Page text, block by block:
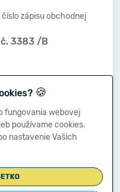
zápisu obchodnej
č. 3383 /B
🍪
fungovania webovej
používame cookies.
nastavenie Vašich